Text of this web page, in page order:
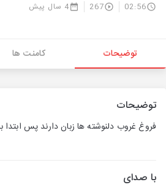
02:56
267 4 سال پیش
توضیحات کامنت ها
توضیحات
فروغ غروب دلنوشته ها زبان دارند پس
با صدای